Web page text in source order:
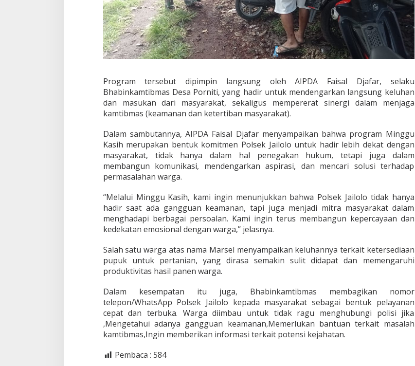
r
n
i
t
i
Program tersebut dipimpin langsung olehAIPDA Faisal Djafar, selaku
Bhabinkamtibmas Desa Porniti, yang hadir untuk mendengarkan langsung keluhan
dan masukan dari masyarakat, sekaligus mempererat sinergi dalam menjaga
kamtibmas (keamanan dan ketertiban masyarakat).
Dalam sambutannya, AIPDA Faisal Djafar menyampaikan bahwa program Minggu
Kasih merupakan bentuk komitmen Polsek Jailolo untuk hadir lebih dekat dengan
masyarakat, tidak hanya dalam hal penegakan hukum, tetapi juga dalam
membangun komunikasi, mendengarkan aspirasi, dan mencari solusi terhadap
permasalahan warga.
“Melalui Minggu Kasih, kami ingin menunjukkan bahwa Polsek Jailolo tidak hanya
hadir saat ada gangguan keamanan, tapi juga menjadi mitra masyarakat dalam
menghadapi berbagai persoalan. Kami ingin terus membangun kepercayaan dan
kedekatan emosional dengan warga,”jelasnya.
Salah satu warga atas nama Marsel menyampaikan keluhannya terkait ketersediaan
pupuk untuk pertanian, yang dirasa semakin sulit didapat dan memengaruhi
produktivitas hasil panen warga.
Dalam kesempatan itu juga, Bhabinkamtibmas membagikan nomor
telepon/WhatsApp Polsek Jailolo kepada masyarakat sebagai bentuk pelayanan
cepat dan terbuka. Warga diimbau untuk tidak ragu menghubungi polisi jika
,Mengetahui adanya gangguan keamanan,Memerlukan bantuan terkait masalah
kamtibmas,Ingin memberikan informasi terkait potensi kejahatan.
Pembaca : 584